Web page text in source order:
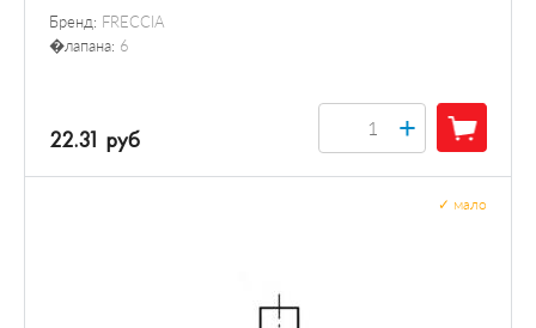
Бренд: FRECCIA
�лапана: 6
22.31 руб +
мало